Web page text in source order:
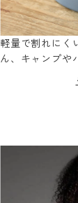
軽量で割れにく
ん、キャンプや